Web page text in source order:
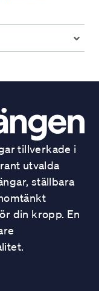
tillverkade i
utvalda
ställbara
din kropp. En